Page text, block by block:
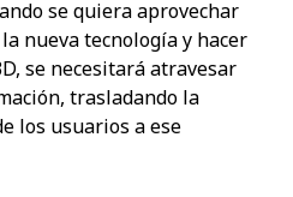
se quiera aprovechar
nueva tecnología y hacer
se necesitará atravesar
trasladando la
los usuarios a ese